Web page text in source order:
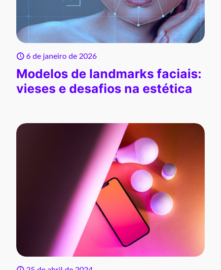
6 de janeiro de 2026
Modelos de landmarks faciais:
vieses e desafios na estética